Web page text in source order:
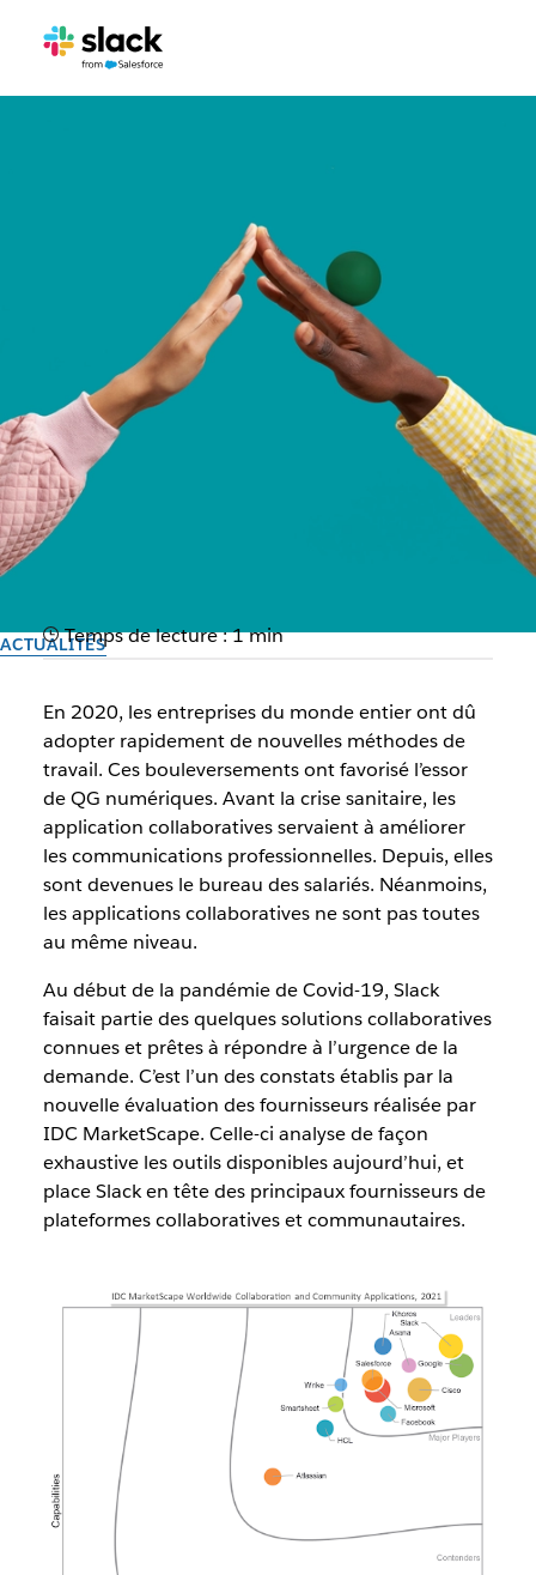
ACTUALITÉS
IDC MarketScape désigne
Slack comme l’un des
leaders du marché
Découvrez la position de Slack dans la dernière évaluation
des fournisseurs d’applications collaboratives et
communautaires à l’échelle mondiale.
30 septembre 2025
Temps de lecture : 1 min
En 2020, les entreprises du monde entier ont dû
adopter rapidement de nouvelles méthodes de
travail. Ces bouleversements ont favorisé l’essor
de QG numériques. Avant la crise sanitaire, les
application collaboratives servaient à améliorer
les communications professionnelles. Depuis, elles
sont devenues le bureau des salariés. Néanmoins,
les applications collaboratives ne sont pas toutes
au même niveau.
Au début de la pandémie de Covid-19, Slack
faisait partie des quelques solutions collaboratives
connues et prêtes à répondre à l’urgence de la
demande. C’est l’un des constats établis par la
nouvelle évaluation des fournisseurs réalisée par
IDC MarketScape. Celle-ci analyse de façon
exhaustive les outils disponibles aujourd’hui, et
place Slack en tête des principaux fournisseurs de
plateformes collaboratives et communautaires.